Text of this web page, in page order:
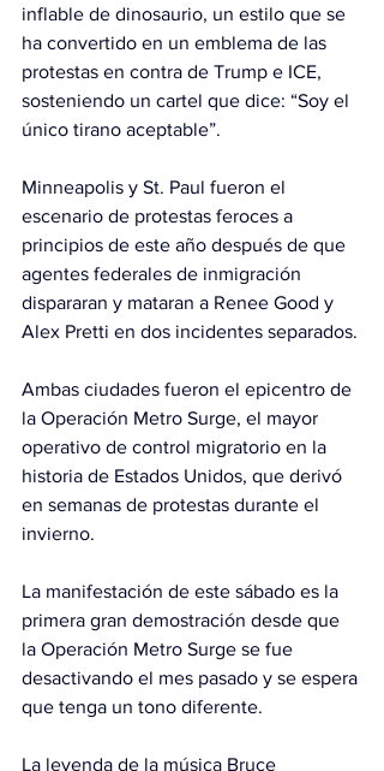
inflable de dinosaurio, un estilo que se
ha convertido en un emblema de las
protestas en contra de Trump e ICE,
sosteniendo un cartel que dice: “Soy el
único tirano aceptable”.
Minneapolis y St. Paul fueron el
escenario de protestas feroces a
principios de este año después de que
agentes federales de inmigración
dispararan y mataran a Renee Good y
Alex Pretti en dos incidentes separados.
Ambas ciudades fueron el epicentro de
la Operación Metro Surge, el mayor
operativo de control migratorio en la
historia de Estados Unidos, que derivó
en semanas de protestas durante el
invierno.
La manifestación de este sábado es la
primera gran demostración desde que
la Operación Metro Surge se fue
desactivando el mes pasado y se espera
que tenga un tono diferente.
La leyenda de la música Bruce